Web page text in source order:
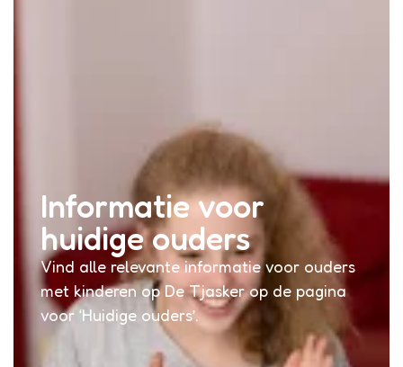
Informatie voor
huidige ouders
Vind alle relevante informatie voor ouders
met kinderen op De Tjasker op de pagina
voor ‘Huidige ouders’.